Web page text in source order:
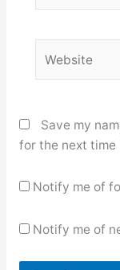
Save my
for the next time
Notify me of
Notify me of